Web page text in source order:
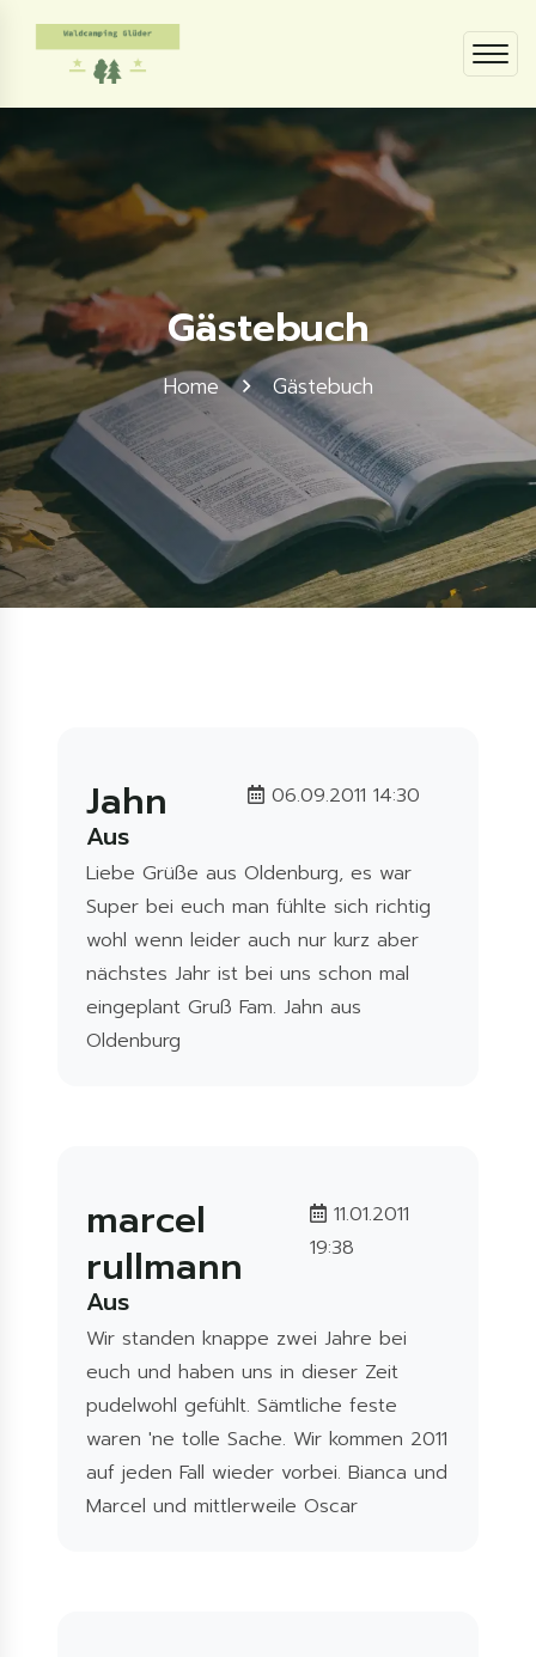
Gästebuch
Home Gästebuch
Jahn 06.09.2011 14:30
Aus
Liebe Grüße aus Oldenburg, es war
Super bei euch man fühlte sich richtig
wohl wenn leider auch nur kurz aber
nächstes Jahr ist bei uns schon mal
eingeplant Gruß Fam. Jahn aus
Oldenburg
marcel
rullmann
11.01.2011
19:38
Aus
Wir standen knappe zwei Jahre bei
euch und haben uns in dieser Zeit
pudelwohl gefühlt. Sämtliche feste
waren 'ne tolle Sache. Wir kommen 2011
auf jeden Fall wieder vorbei. Bianca und
Marcel und mittlerweile Oscar